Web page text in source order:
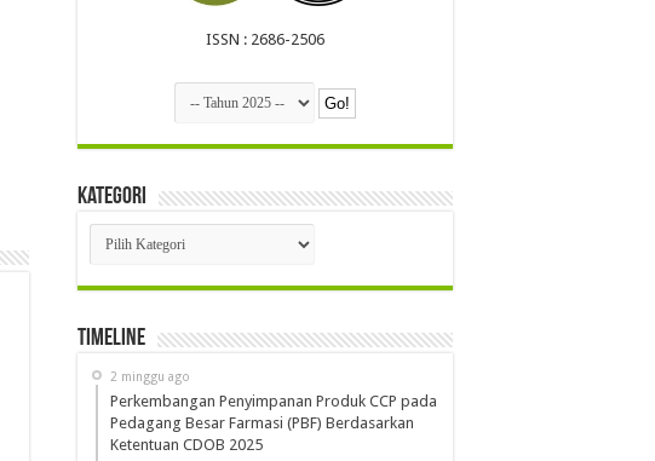
ISSN : 2686-2506
Kategori
Kategori
Timeline
2 minggu ago
Perkembangan Penyimpanan Produk CCP pada
Pedagang Besar Farmasi (PBF) Berdasarkan
Ketentuan CDOB 2025